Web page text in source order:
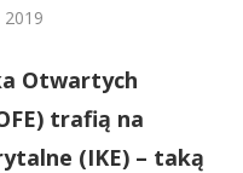
Otwartych
trafią na
(IKE) – taką